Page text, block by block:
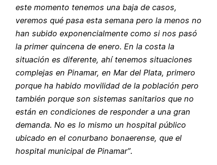
este momento tenemos una baja de casos,
veremos qué pasa esta semana pero la menos no
han subido exponencialmente como si nos pasó
la primer quincena de enero. En la costa la
situación es diferente, ahí tenemos situaciones
complejas en Pinamar, en Mar del Plata, primero
porque ha habido movilidad de la población pero
también porque son sistemas sanitarios que no
están en condiciones de responder a una gran
demanda. No es lo mismo un hospital público
ubicado en el conurbano bonaerense, que el
hospital municipal de Pinamar”.